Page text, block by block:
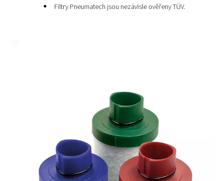
Hlavní výhody filtrů
Chraňte a vylepšete svůj systém stlačeného
Odstraňte olej a pevné částice ze sítě stlačeného
Chraňte citlivé nástroje a pneumatické zařízení
znečištěním.
Chraňte své sušičky a zvyšte jejich účinnost.